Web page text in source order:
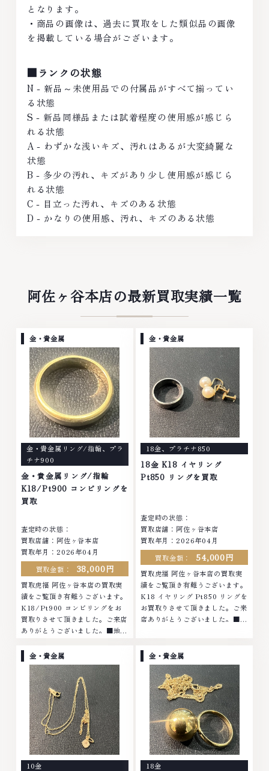
となります。
・商品の画像は、過去に買取をした類似品の画像
を掲載している場合がございます。
■ランクの状態
N - 新品～未使用品での付属品がすべて揃ってい
る状態
S - 新品同様品または試着程度の使用感が感じら
れる状態
A - わずかな浅いキズ、汚れはあるが大変綺麗な
状態
B - 多少の汚れ、キズがあり少し使用感が感じら
れる状態
C - 目立った汚れ、キズのある状態
D - かなりの使用感、汚れ、キズのある状態
阿佐ヶ谷本店の最新買取実績一覧
金・貴金属
金・貴金属リング/指輪、 プラ
チナ900
金・貴金属リング/指輪
K18/Pt900 コンビリングを
買取
査定時の状態：
買取店舗：阿佐ヶ谷本店
買取年月：2026年04月
買取金額：
38,000円
買取虎福 阿佐ヶ谷本店の買取実
績をご覧頂き有難うございます。
K18/Pt900 コンビリングをお
買取りさせて頂きました。ご来店
ありがとうございました。■地域
ヤモンド ブランド品 ブランド衣
類 お酒買取りのことなら、お任
せくださいなかでも金・プラチナ
等のアクセサリー・貴金属・宝
石・ダイヤモンド・ジュエリーや
ブランド品・時計等は特に自信を
持って、高額査定を実現しており
ます。 古くて使わなくなってし
まったアクセサリー、動かなくな
ってしまった腕時計、多くのお品
物の高価買取りを実現しており、
金・貴金属
18金、 プラチナ850
18金 K18 イヤリング
Pt850 リングを買取
査定時の状態：
買取店舗：阿佐ヶ谷本店
買取年月：2026年04月
買取金額：
54,000円
買取虎福 阿佐ヶ谷本店の買取実
績をご覧頂き有難うございます。
K18 イヤリング Pt850 リングを
お買取りさせて頂きました。ご来
店ありがとうございました。■地
衣類 お酒買取りのことなら、お
任せくださいなかでも金・プラチ
ナ等のアクセサリー・貴金属・宝
石・ダイヤモンド・ジュエリーや
ブランド品・時計等は特に自信を
持って、高額査定を実現しており
ます。 古くて使わなくなってし
まったアクセサリー、動かなくな
ってしまった腕時計、多くのお品
物の高価買取りを実現しており、
他店ではお値段の付かなかったお
金・貴金属
10金
金・貴金属
18金